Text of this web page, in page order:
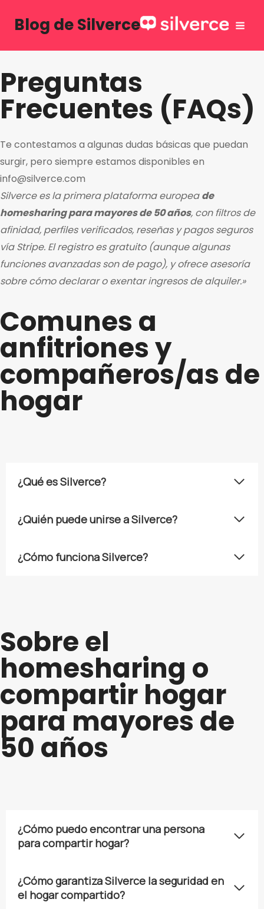
Blog de Silverce
Preguntas
Frecuentes (FAQs)
Te contestamos a algunas dudas básicas que puedan
surgir, pero siempre estamos disponibles en
info@silverce.com
Silverce es la primera plataforma europeade
homesharing para mayores de 50 años, con filtros de
afinidad, perfiles verificados, reseñas y pagos seguros
vía Stripe. El registro es gratuito (aunque algunas
funciones avanzadas son de pago), y ofrece asesoría
sobre cómo declarar o exentar ingresos de alquiler.»
Comunes a
anfitriones y
compañeros/as de
hogar
¿Qué es Silverce?
¿Quién puede unirse a Silverce?
¿Cómo funciona Silverce?
Sobre el
homesharing o
compartir hogar
para mayores de
50 años
¿Cómo puedo encontrar una persona
para compartir hogar?
¿Cómo garantiza Silverce la seguridad en
el hogar compartido?